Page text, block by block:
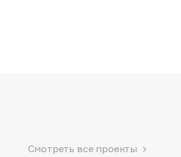
Смотреть все проекты